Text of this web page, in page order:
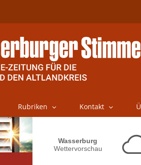
Rubriken Kontakt